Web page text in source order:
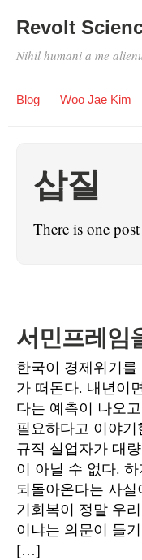
Revolt
Nihil humani a me
Blog Woo Jae Kim
삽질
There is one
서민프레임
한국이 경제위기
가 떠돈다. 내년이
다는 예측이 나오
필요하다고 이야
규직 실업자가 대
이 아닐 수 없다.
되돌아온다는 사
기회복이 정말 우
이냐는 의문이 들
[…]